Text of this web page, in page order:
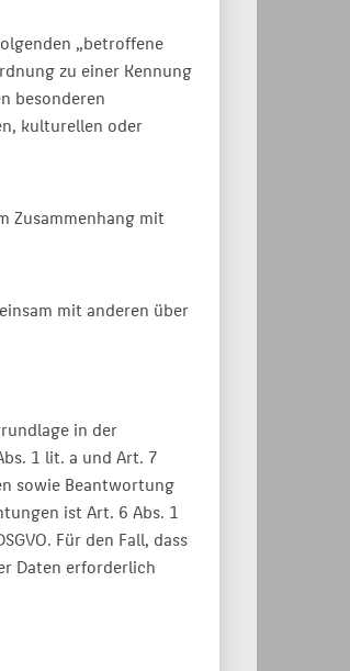
„betroffene
zu einer Kennung
besonderen
kulturellen oder
Zusammenhang mit
mit anderen über
in der
1 lit. a und Art. 7
sowie Beantwortung
ist Art. 6 Abs. 1
Für den Fall, dass
Daten erforderlich